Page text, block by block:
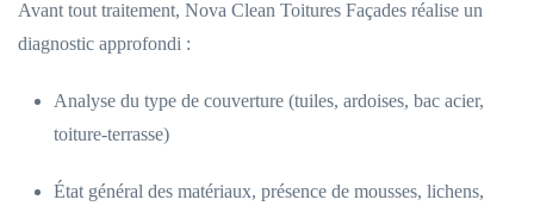
Avant tout traitement, Nova Clean Toitures Façades réalise un
diagnostic approfondi :
Analyse du type de couverture (tuiles, ardoises, bac acier,
toiture-terrasse)
État général des matériaux, présence de mousses, lichens,